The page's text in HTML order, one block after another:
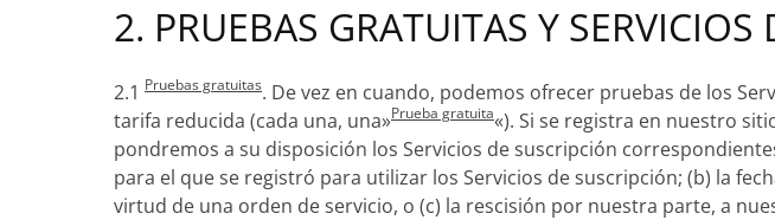
2. PRUEBAS GRATUITAS Y
2.1 Pruebas gratuitas. De vez en cuando, podemos ofrecer pruebas de los
tarifa reducida (cada una, una»Prueba gratuita«). Si se registra en nuestro
pondremos a su disposición los Servicios de suscripción
para el que se registró para utilizar los Servicios de suscripción; (b) la
virtud de una orden de servicio, o (c) la rescisión por nuestra parte, a